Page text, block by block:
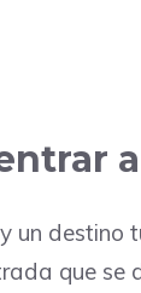
un
que se